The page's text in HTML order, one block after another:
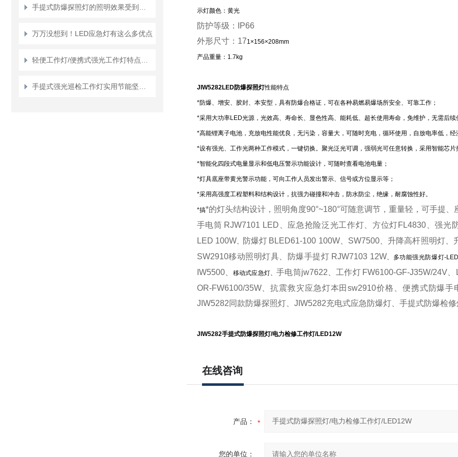
万万没想到！LED应急灯有这么多优点
示灯颜色：黄光
防护等级：
IP66
外形尺寸： 171×156×208mm
产品重量：1.7kg
JIW5282LED防爆探照灯性能特点
*防爆、增安、胶封、本安型，具有防爆合格证，可在各种易燃易爆场所安全、可靠工作；
*采用大功率LED光源，光效高、寿命长、显色性高、能耗低、超长使用寿命，免维护，无需后续
*高能锂离子电池，充放电性能优良，无污染，容量大，可随时充电，循环使用，自放电率低，
*设有强光、工作光两种工作模式，一键切换。聚光泛光可调，强弱光可任意转换，采用智能芯
*智能化四段式电量显示和低电压警示功能设计，可随时查看电池电量；
*灯具底座带黄光警示功能，可向工作人员发出警示、信号或方位显示等；
*采用高强度工程塑料和结构设计，抗强力碰撞和冲击，防水防尘，绝缘，耐腐蚀性好。
*搞*的灯头结构设计，照明角度90°~180°可随意调节，重量轻，可手提、
手电筒 RJW7101 LED、 应急抢险泛光工作灯、方位灯FL4830、强光
LED 100W、 防爆灯 BLED61-100 100W、 SW7500、 升降高杆照明灯、
SW2910移动照明灯具
防爆手提灯 RJW7103 12W、多功能强光防爆灯-
IW5500、 移动式应急灯、手电筒jw7622 工作灯 FW6100-GF-J35W/24V
OR-FW6100/35W、抗震救灾应急灯本田sw2910价格、 便携式防爆手
JIW5282同款防爆探照灯、JIW5282充电式应急防爆灯、手提式防爆检修
JIW5282手提式防爆探照灯/电力检修工作灯/LED12W
在线咨询
产品：
您的单位：